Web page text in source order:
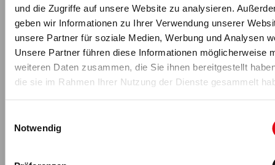
und die Zugriffe auf unsere Website zu analysieren.
geben wir Informationen zu Ihrer Verwendung unserer
unsere Partner für soziale Medien, Werbung und Analysen
Unsere Partner führen diese Informationen möglicherweise
weiteren Daten zusammen, die Sie ihnen bereitgestellt
die sie im Rahmen Ihrer Nutzung der Dienste gesammelt
Notwendig